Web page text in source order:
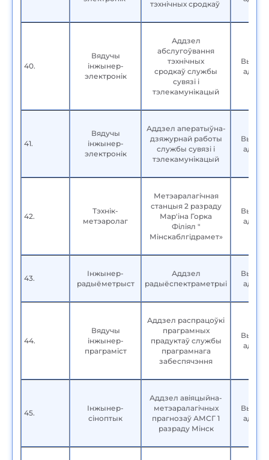
тэхнічных сродкаў
40.
Вядучы
інжынер-
электронік
Аддзел
абслугоўвання
тэхнічных
сродкаў службы
сувязі і
тэлекамунікацый
41.
Вядучы
інжынер-
электронік
Аддзел аператыўна-
дзяжурнай работы
службы сувязі і
тэлекамунікацый
42.
Тэхнік-
метэаролаг
Метэаралагічная
станцыя 2 разраду
Мар'іна Горка
Філіял "
Мінскаблгідрамет»
43.
Інжынер-
радыёметрыст
Аддзел
радыёспектраметрыі
44.
Вядучы
інжынер-
праграміст
Аддзел распрацоўкі
праграмных
прадуктаў службы
праграмнага
забеспячэння
45.
Інжынер-
сіноптык
Аддзел авіяцыйна-
метэаралагічных
прагнозаў АМСГ 1
разраду Мінск